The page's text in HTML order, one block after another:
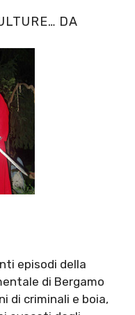
DA
episodi della
di Bergamo
di criminali e boia,